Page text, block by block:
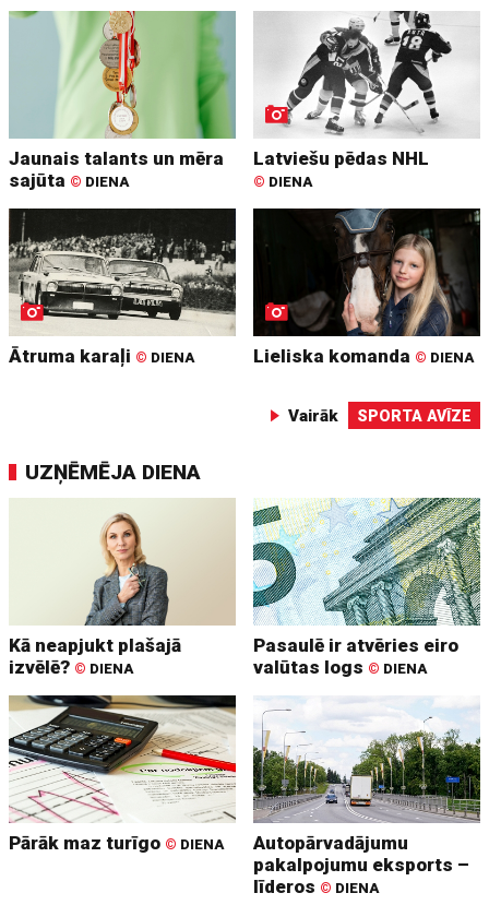
Jaunais talants un mēra
sajūta © DIENA
Latviešu pēdas NHL
© DIENA
Ātruma karaļi © DIENA Lieliska komanda © DIENA
Vairāk SPORTA AVĪZE
UZŅĒMĒJA DIENA
Kā neapjukt plašajā
izvēlē? © DIENA
Pasaulē ir atvēries eiro
valūtas logs © DIENA
Pārāk maz turīgo © DIENA
Autopārvadājumu
pakalpojumu eksports –
līderos © DIENA